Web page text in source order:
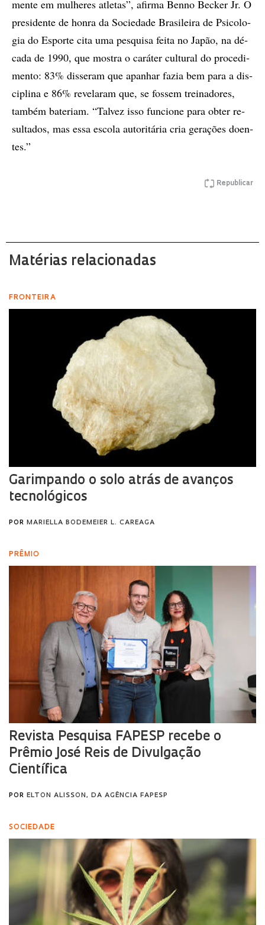
men­te em mulheres atle­tas”, afir­ma Ben­no Bec­ker Jr. O
pre­si­den­te de hon­ra da So­ci­e­da­de Bra­si­lei­ra de Psi­co­lo­
gia do Es­por­te cita uma pes­qui­sa fei­ta no Ja­pão, na dé­
ca­da de 1990, que mos­tra o ca­rá­ter cul­tu­ral do pro­ce­di­
men­to: 83% dis­se­ram que apa­nhar fa­zia bem para a dis­
ci­pli­na e 86% re­ve­la­ram que, se fos­sem trei­na­do­res,
tam­­bém ba­­­te­ri­am. “Tal­vez is­so fun­­­ci­o­ne para ob­ter re­
sul­­ta­dos, mas es­­sa es­co­la au­to­ri­tá­ria cria ge­ra­çõ­es do­en­
tes.”
Republicar